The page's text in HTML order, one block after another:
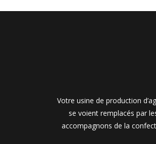
Votre usine de production
se voient remplacés par
accompagnons de la